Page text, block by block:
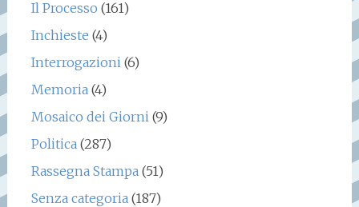
Il Processo (161)
Inchieste (4)
Interrogazioni(6)
Memoria(4)
Mosaico dei Giorni(9)
Politica(287)
Rassegna Stampa(51)
Senza categoria(187)